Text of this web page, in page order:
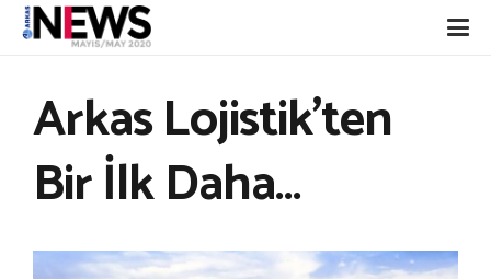
Arkas Lojistik’ten
Bir İlk Daha…